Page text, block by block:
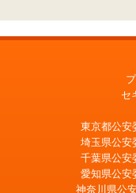
セ
東京都公安
埼玉県公安
千葉県公安
愛知県公安
神奈川県公